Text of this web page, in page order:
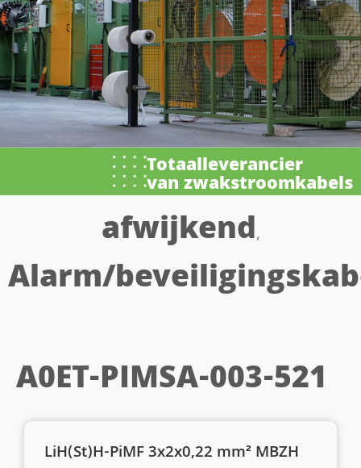
Totaalleverancier
van zwakstroomkabels
afwijkend,
Alarm/
A0ET-PIMSA-003-521
LiH(St)H-PiMF 3x2x0,22 mm² MBZH